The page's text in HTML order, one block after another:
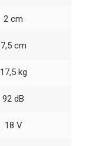
2 cm
7,5 cm
17,5 kg
92 dB
18 V